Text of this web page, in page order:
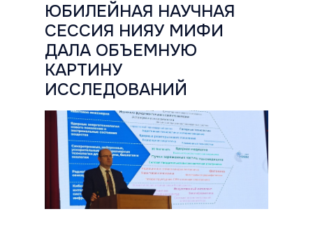
ЮБИЛЕЙНАЯ НАУЧНАЯ
СЕССИЯ НИЯУ МИФИ
ДАЛА ОБЪЕМНУЮ
КАРТИНУ
ИССЛЕДОВАНИЙ